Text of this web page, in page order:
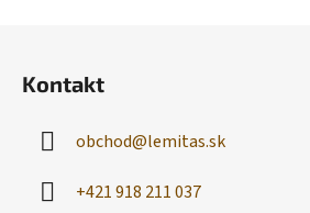
Kontakt
obchod@lemitas.sk
+421 918 211 037